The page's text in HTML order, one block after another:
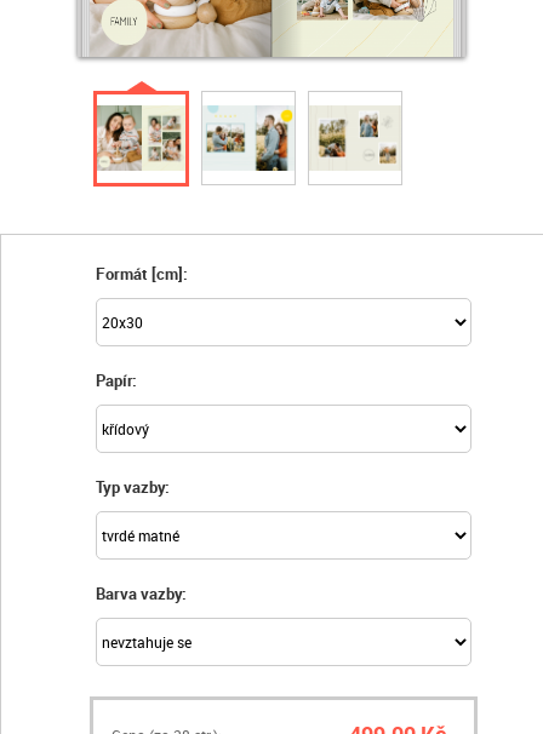
Formát [cm]:
Papír:
Typ vazby:
Barva vazby: